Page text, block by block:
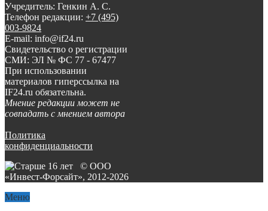
Учредитель: Генкин А. С.
Телефон редакции: +7 (495)
003-9824
E-mail: info@if24.ru
Свидетельство о регистрации
СМИ: ЭЛ № ФС 77 - 67477
При использовании
материалов гиперссылка на
IF24.ru обязательна.
Мнение редакции может не
совпадать с мнением автора
Политика
конфиденциальности
© ООО
«Инвест-Форсайт», 2012-2026
Меню